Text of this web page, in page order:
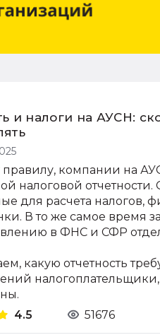
и налоги на АУСН:
компании на
налоговой
для расчета налогов,
В то же самое время
в ФНС и СФР
какую отчетность
4.5 51676